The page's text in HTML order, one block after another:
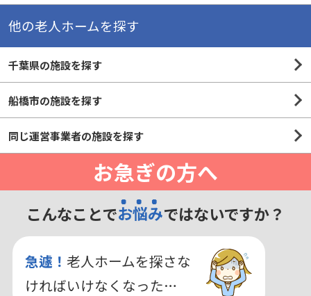
他の老人ホームを探す
千葉県の施設を探す
船橋市の施設を探す
同じ運営事業者の施設を探す
お急ぎの方へ
こんなことでお悩みではないですか？
急遽！ 老人ホームを探さな
ければいけなくなった…